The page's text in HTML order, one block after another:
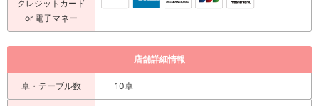
クレジットカード
or 電子マネー
店舗詳細情報
卓・テーブル数 10卓